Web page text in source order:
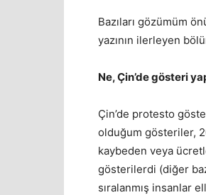
Bazıları gözümüm
yazının ilerleyen
Ne, Çin’de gösteri
Çin’de protesto
olduğum gösteriler,
kaybeden veya
gösterilerdi (diğer
sıralanmış insanlar